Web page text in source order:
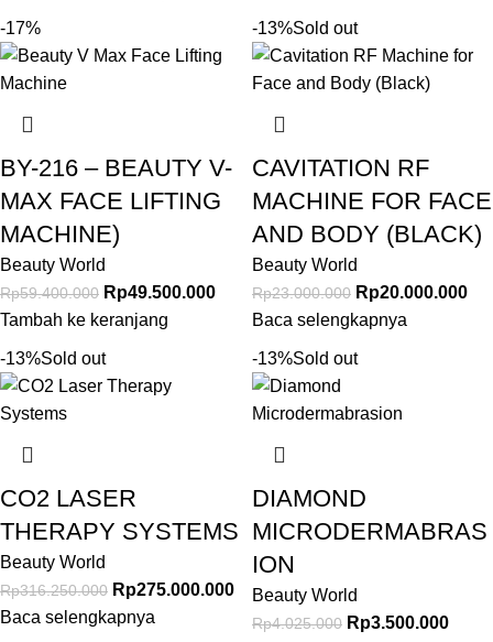
-17%
BY-216 – BEAUTY V-
MAX FACE LIFTING
MACHINE)
Beauty World
Rp59.400.000 Rp49.500.000
Tambah ke keranjang
-13%Sold out
CAVITATION RF
MACHINE FOR FACE
AND BODY (BLACK)
Beauty World
Rp23.000.000 Rp20.000.000
Baca selengkapnya
-13%Sold out
CO2 LASER
THERAPY SYSTEMS
Beauty World
Rp316.250.000 Rp275.000.000
Baca selengkapnya
-13%Sold out
DIAMOND
MICRODERMABRAS
ION
Beauty World
Rp4.025.000 Rp3.500.000